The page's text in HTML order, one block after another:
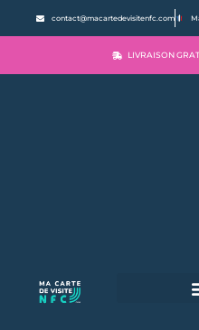
contact@macartedevisitenfc.com
LIVRAISON